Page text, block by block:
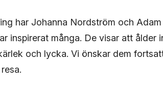
har Johanna Nordström och
inspirerat många. De visar att ålder
och lycka. Vi önskar dem